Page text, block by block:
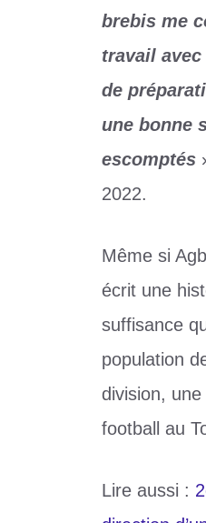
brebis me
travail
de
une bonne
escomptés
2022.
Même si
écrit une
suffisance
population
division,
football au
Lire aussi :